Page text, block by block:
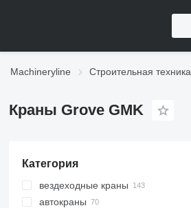
Machineryline Строительная техника
Краны Grove GMK
Категория
вездеходные краны
автокраны